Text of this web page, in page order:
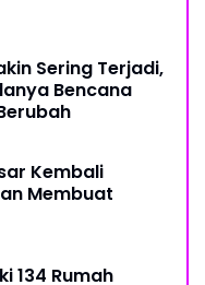
Sering Terjadi,
Bencana
Kembali
Membuat
134 Rumah